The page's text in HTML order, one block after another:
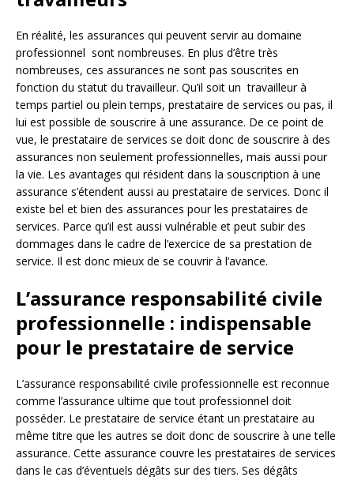
En réalité, les assurances qui peuvent servir au domaine
professionnel sont nombreuses. En plus d’être très
nombreuses, ces assurances ne sont pas souscrites en
fonction du statut du travailleur. Qu’il soit un travailleur à
temps partiel ou plein temps, prestataire de services ou pas, il
lui est possible de souscrire à une assurance. De ce point de
vue, le prestataire de services se doit donc de souscrire à des
assurances non seulement professionnelles, mais aussi pour
la vie. Les avantages qui résident dans la souscription à une
assurance s’étendent aussi au prestataire de services. Donc il
existe bel et bien des assurances pour les prestataires de
services. Parce qu’il est aussi vulnérable et peut subir des
dommages dans le cadre de l’exercice de sa prestation de
service. Il est donc mieux de se couvrir à l’avance.
L’assurance responsabilité civile
professionnelle : indispensable
pour le prestataire de service
L’assurance responsabilité civile professionnelle est reconnue
comme l’assurance ultime que tout professionnel doit
posséder. Le prestataire de service étant un prestataire au
même titre que les autres se doit donc de souscrire à une telle
assurance. Cette assurance couvre les prestataires de services
dans le cas d’éventuels dégâts sur des tiers. Ses dégâts